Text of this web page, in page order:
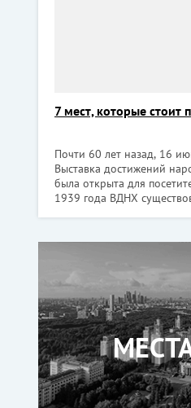
7 мест, которые стоит
Почти 60 лет назад, 16
Выставка достижений
была открыта для
1939 года ВДНХ
влюблялось, заводило